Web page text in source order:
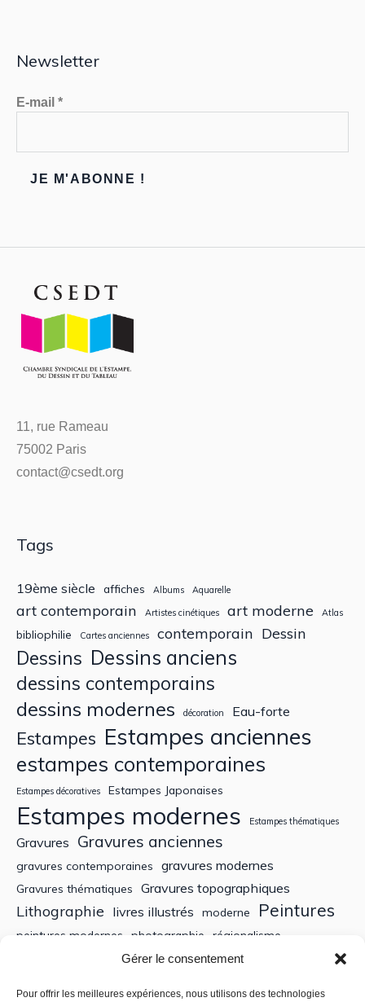
Gérer le consentement
Pour offrir les meilleures expériences, nous utilisons des technologies
Newsletter
E-mail *
11, rue Rameau
75002 Paris
contact@csedt.org
Tags
19ème siècle affiches Albums Aquarelle
art contemporain Artistes cinétiques art moderne Atlas
bibliophilie Cartes anciennes contemporain Dessin
Dessins Dessins anciens
dessins contemporains
dessins modernes décoration Eau-forte
Estampes Estampes anciennes
estampes contemporaines
Estampes décoratives Estampes Japonaises
Estampes modernes Estampes thématiques
Gravures Gravures anciennes
gravures contemporaines gravures modernes
Gravures thématiques Gravures topographiques
Lithographie livres illustrés moderne Peintures
peintures modernes photographie régionalisme
Tableaux anciens XIXe siècle